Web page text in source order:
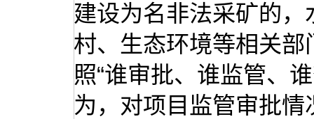
建设为名非法采矿的
村、生态环境等相关
照“谁审批、谁监管、
为，对项目监管审批